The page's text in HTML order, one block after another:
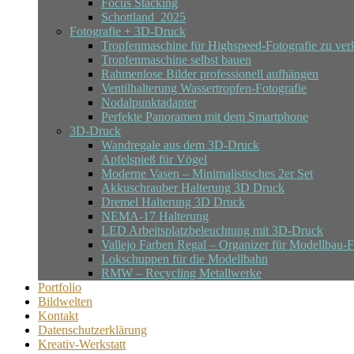
Focus Stacking
Schottland_2025
Fotografie + 3D-Druck
Tropfenmaschine für Highspeed-Fotografie zu
Tropfenmaschine selbst bauen
Rahmenlose Bilder professionell aufhängen
Ventilhalterung Wassertropfen-Fotografie
Nodalpunktadapter
Perfekte Panoramen mit dem Smartphone
3D-Druck
Wandregale aus dem 3D-Druck
Apfelspieß für Vögel
Moderne Vasen – Minimalistisches 2er Set
Akkuschrauber Halterung 3D Druck
Dremel Halterung 3D Druck
NEMA-17 Halterung
LED Arbeitsplatzbeleuchtung mit 3D-Druck
Vallejo Farben Regal – Organizer für Modellbau-
Lokschuppen für die Modellbahn
RMW – Recycling Metallwerke
Portfolio
Bildwelten
Kontakt
Datenschutzerklärung
Kreativ-Werkstatt